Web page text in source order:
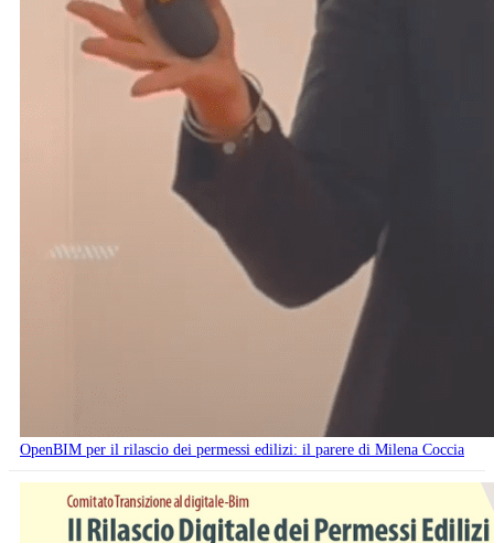
OpenBIM per il rilascio dei permessi edilizi: il parere di Milena Coccia